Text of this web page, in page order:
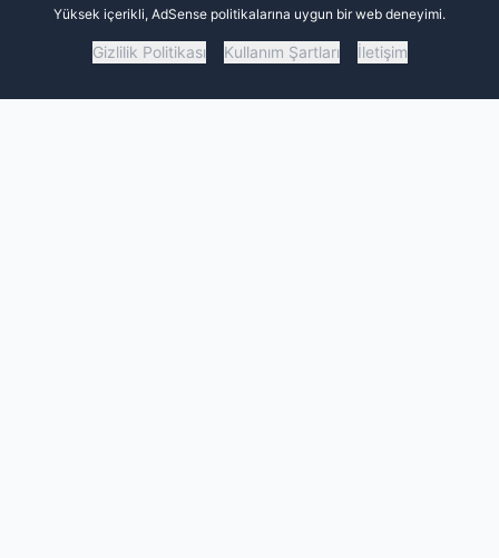
Yüksek içerikli, AdSense politikalarına uygun bir web deneyimi.
Gizlilik Politikası Kullanım Şartları İletişim